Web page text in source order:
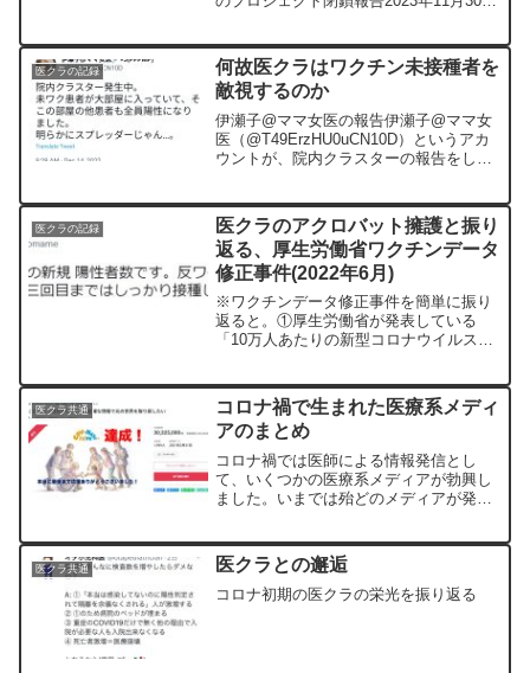
ウントにおいて、「2023年11月末を...
医クラの記録
何故医クラはワクチン未接種者を
敵視するのか
伊瀬子@ママ女医の報告伊瀬子@ママ女
医（@T49ErzHU0uCN10D）というアカ
ウントが、院内クラスターの報告をして
屋の他患者も全員陽性になりました。明
らかにスプレ...
医クラの記録
医クラのアクロバット擁護と振り
返る、厚生労働省ワクチンデータ
修正事件(2022年6月)
※ワクチンデータ修正事件を簡単に振り
返ると。①厚生労働省が発表している
「10万人あたりの新型コロナウイルスの
していた。↓②ワクチンを接種した人を正
しく分類すると、未接種...
医クラ共通
コロナ禍で生まれた医療系メディ
アのまとめ
コロナ禍では医師による情報発信とし
て、いくつかの医療系メディアが勃興し
ました。いまでは殆どのメディアが発信
おそらく最古参で2020年4月頃に出現。
いくつかの媒体で発信を...
医クラ共通 医クラとの邂逅
コロナ初期の医クラの栄光を振り返る